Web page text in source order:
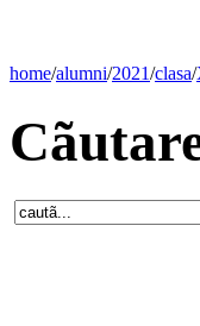
home/alumni/2021/clasa/